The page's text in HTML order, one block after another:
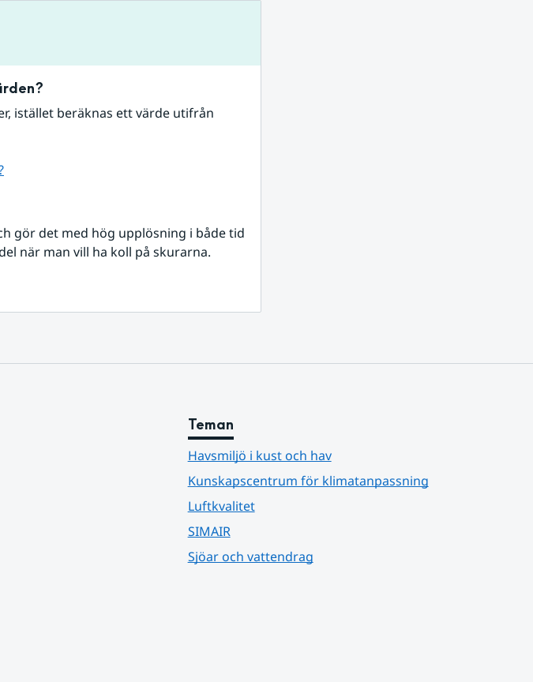
istället beräknas ett värde utifrån
gör det med hög upplösning i både tid
när man vill ha koll på skurarna.
Teman
Havsmiljö i kust och hav
Kunskapscentrum för klimatanpassning
Luftkvalitet
SIMAIR
Sjöar och vattendrag